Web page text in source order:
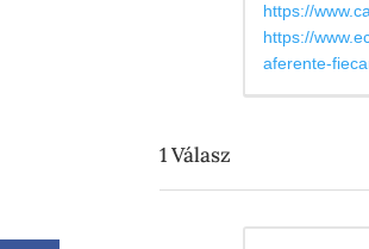
https://
https://
aferente-
1Válasz